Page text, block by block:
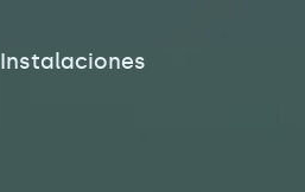
Instalaciones